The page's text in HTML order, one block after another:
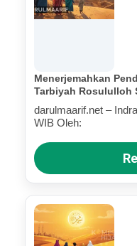
Menerjemahkan
Tarbiyah Rosululloh
Terluka (Bagian IV)
darulmaarif.net –
WIB Oleh: